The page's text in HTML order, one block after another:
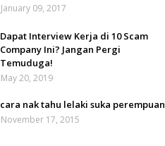
January 09, 2017
Dapat Interview Kerja di 10 Scam
Company Ini? Jangan Pergi
Temuduga!
May 20, 2019
cara nak tahu lelaki suka perempuan
November 17, 2015